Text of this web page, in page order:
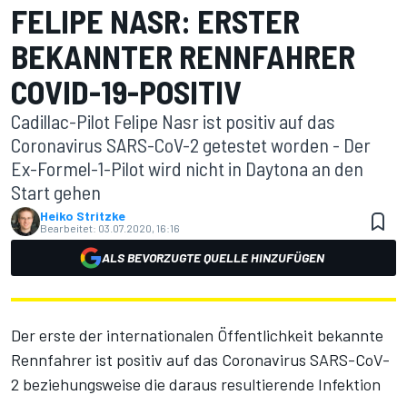
FELIPE NASR: ERSTER
BEKANNTER RENNFAHRER
COVID-19-POSITIV
Cadillac-Pilot Felipe Nasr ist positiv auf das
Coronavirus SARS-CoV-2 getestet worden - Der
Ex-Formel-1-Pilot wird nicht in Daytona an den
Start gehen
Heiko Stritzke
Bearbeitet: 03.07.2020, 16:16
ALS BEVORZUGTE QUELLE HINZUFÜGEN
Der erste der internationalen Öffentlichkeit bekannte
Rennfahrer ist positiv auf das Coronavirus SARS-CoV-
2 beziehungsweise die daraus resultierende Infektion